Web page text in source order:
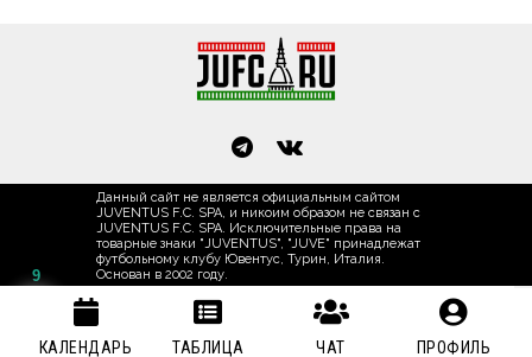
Данный сайт не является официальным сайтом
JUVENTUS F.C. SPA, и никоим образом не связан с
JUVENTUS F.C. SPA. Исключительные права на
товарные знаки "JUVENTUS", "JUVE" принадлежат
футбольному клубу Ювентус, Турин, Италия.
Основан в 2002 году.
9
КАЛЕНДАРЬ ТАБЛИЦА ЧАТ ПРОФИЛЬ